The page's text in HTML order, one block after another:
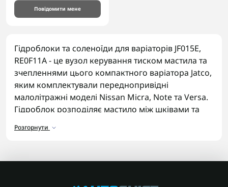
Повідомити мене
Гідроблоки та соленоїди для варіаторів JF015E,
RE0F11A - це вузол керування тиском мастила та
зчепленнями цього компактного варіатора Jatco,
яким комплектували переднопривідні
малолітражні моделі Nissan Micra, Note та Versa.
Гідроблок розподіляє мастило між шківами та
електронного блока керування.
У каталозі представлені гідроблоки та соленоїди
Розгорнути